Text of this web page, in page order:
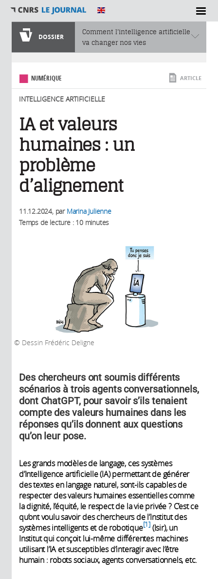
SECTIONS
DOSSIER
Comment l’intelligence artificielle
va changer nos vies
NUMÉRIQUE
INTELLIGENCE ARTIFICIELLE
ARTICLE
IA et valeurs
humaines : un
problème
d’alignement
11.12.2024, par Marina Julienne
Temps de lecture : 10 minutes
Dessin Frédéric Deligne
Des chercheurs ont soumis différents
scénarios à trois agents conversationnels,
dont ChatGPT, pour savoir s’ils tenaient
compte des valeurs humaines dans les
réponses qu’ils donnent aux questions
qu’on leur pose.
Les grands modèles de langage, ces systèmes
d’Intelligence artificielle (IA) permettant de générer
des textes en langage naturel, sont-ils capables de
respecter des valeurs humaines essentielles comme
la dignité, l’équité, le respect de la vie privée ? C’est ce
qu’ont voulu savoir des chercheurs de l’Institut des
systèmes intelligents et de robotique 1 (Isir), un
Institut qui conçoit lui-même différentes machines
utilisant l’IA et susceptibles d’interagir avec l’être
humain : robots sociaux, agents conversationnels, etc.